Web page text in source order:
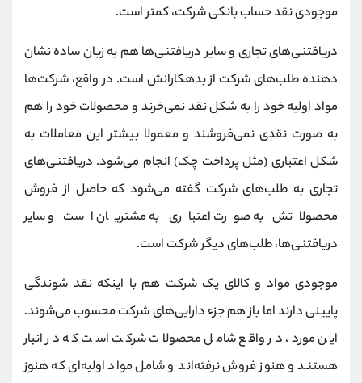
موجودی نقد حساب بانکی شرکت، کمتر است.
دریافتنی‌های تجاری و سایر دریافتنی‌ها هم به زبان ساده نشان
دهنده طلب‌های شرکت از بدهکارانش است. در واقع، شرکت‌ها
مواد اولیه خود را به شکل نقد نمی‌خرند و محصولات خود را هم
به صورت نقدی نمی‌فروشند و معمولا بیشتر این معاملات به
شکل اعتباری (مثل پرداخت چک) انجام می‌شود. دریافتنی‌های
تجاری به طلب‌های شرکت گفته می‌شود که حاصل از فروش
محصولاتش به صورت اعتباری به مشتریان است و سایر
دریافتنی‌ها، طلب‌های دیگر شرکت است.
موجودی مواد و کالای یک شرکت هم با اینکه نقد شوندگی
پایینی دارند اما باز هم جزء دارایی‌های شرکت محسوب می‌شوند.
این مورد، در واقع شامل محصولات شرکت است که در انبار
هستند و هنوز فروش نرفته‌اند و شامل مواد اولیه‌ای که هنوز